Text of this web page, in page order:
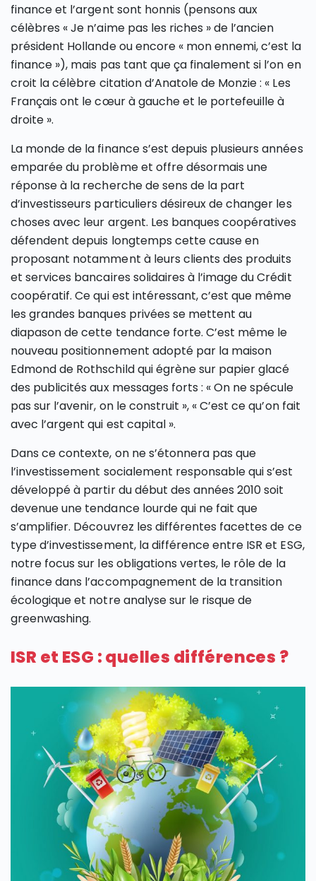
finance et l’argent sont honnis (pensons aux
célèbres « Je n’aime pas les riches » de l’ancien
président Hollande ou encore « mon ennemi, c’est la
finance »), mais pas tant que ça finalement si l’on en
croit la célèbre citation d’Anatole de Monzie : « Les
Français ont le cœur à gauche et le portefeuille à
droite ».
La monde de la finance s’est depuis plusieurs années
emparée du problème et offre désormais une
réponse à la recherche de sens de la part
d’investisseurs particuliers désireux de changer les
choses avec leur argent. Les banques coopératives
défendent depuis longtemps cette cause en
proposant notamment à leurs clients des produits
et services bancaires solidaires à l’image du Crédit
coopératif. Ce qui est intéressant, c’est que même
les grandes banques privées se mettent au
diapason de cette tendance forte. C’est même le
nouveau positionnement adopté par la maison
Edmond de Rothschild qui égrène sur papier glacé
des publicités aux messages forts : « On ne spécule
pas sur l’avenir, on le construit », « C’est ce qu’on fait
avec l’argent qui est capital ».
Dans ce contexte, on ne s’étonnera pas que
l’investissement socialement responsable qui s’est
développé à partir du début des années 2010 soit
devenue une tendance lourde qui ne fait que
s’amplifier. Découvrez les différentes facettes de ce
type d’investissement, la différence entre ISR et ESG,
notre focus sur les obligations vertes, le rôle de la
finance dans l’accompagnement de la transition
écologique et notre analyse sur le risque de
greenwashing.
ISR et ESG : quelles différences ?